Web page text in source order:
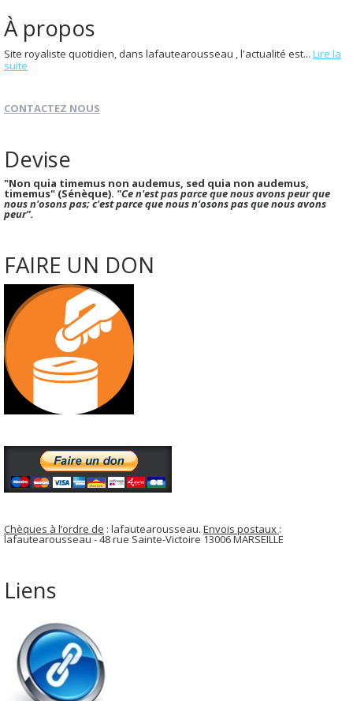
À propos
Site royaliste quotidien, dans lafautearousseau , l'actualité est... Lire la
suite
CONTACTEZ NOUS
Devise
"Non quia timemus non audemus, sed quia non audemus,
timemus" (Sénèque). "Ce n'est pas parce que nous avons peur que
nous n'osons pas; c'est parce que nous n'osons pas que nous avons
peur".
FAIRE UN DON
Chèques à l’ordre de : lafautearousseau. Envois postaux :
lafautearousseau - 48 rue Sainte-Victoire 13006 MARSEILLE
Liens